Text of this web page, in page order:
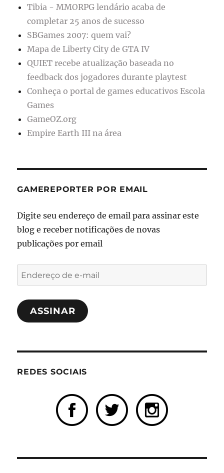
Tibia - MMORPG lendário acaba de
completar 25 anos de sucesso
SBGames 2007: quem vai?
Mapa de Liberty City de GTA IV
QUIET recebe atualização baseada no
feedback dos jogadores durante playtest
Conheça o portal de games educativos Escola
Games
GameOZ.org
Empire Earth III na área
GAMEREPORTER POR EMAIL
Digite seu endereço de email para assinar este
blog e receber notificações de novas
publicações por email
Endereço
de
e-
mailASSINAR
REDES SOCIAIS